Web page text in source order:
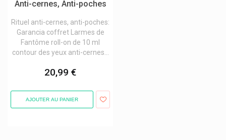
Anti-cernes, Anti-poches
Rituel anti-cernes, anti-poches:
Garancia coffret Larmes de
Fantôme roll-on de 10 ml
contour des yeux anti-cernes...
20,99 €
AJOUTER AU PANIER